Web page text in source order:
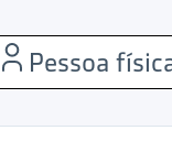
Pessoa